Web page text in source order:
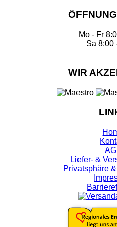
Mo - Fr
Sa 8:00
WIR
Liefer- &
Privatsphäre